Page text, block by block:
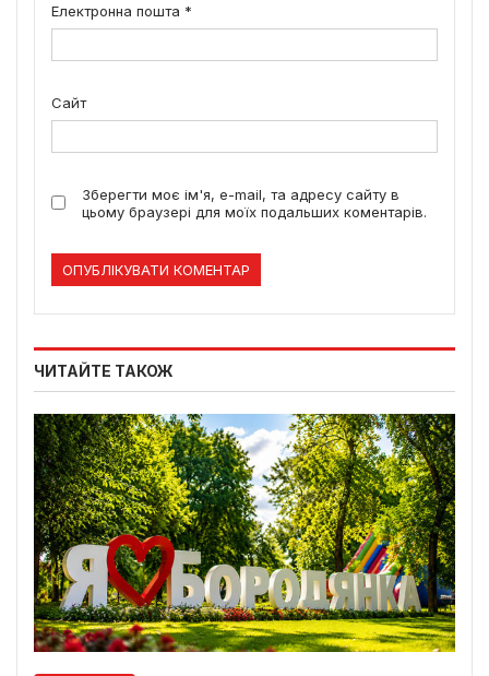
Електронна пошта *
Сайт
Зберегти моє ім'я, e-mail, та адресу сайту в
цьому браузері для моїх подальших коментарів.
ЧИТАЙТЕ ТАКОЖ